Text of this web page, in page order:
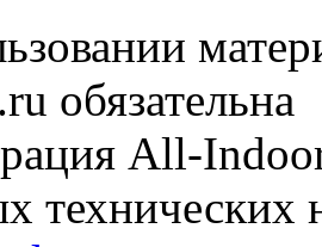
обязательна
All-
технических